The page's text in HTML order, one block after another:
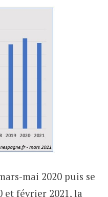
mai 2020 puis se
et février 2021, la